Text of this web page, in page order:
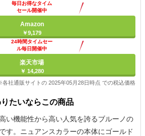
毎日お得なタイム
セール開催中
Amazon
￥9,179
24時間タイムセー
ル毎日開催中
楽天市場
￥ 14,280
社通販サイトの 2025年05月28日時点 での税込価格
たいならこの商品
い機能性から高い人気を誇るブルーノの
す。ニュアンスカラーの本体にゴールド